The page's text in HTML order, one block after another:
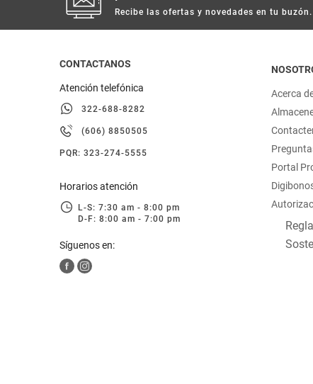
Recibe las ofertas y novedades en tu buzón.
CONTACTANOS
Atención telefónica
322-688-8282
(606) 8850505
PQR: 323-274-5555
Horarios atención
L-S: 7:30 am - 8:00 pm
D-F: 8:00 am - 7:00 pm
Síguenos en:
Acerca
Portal